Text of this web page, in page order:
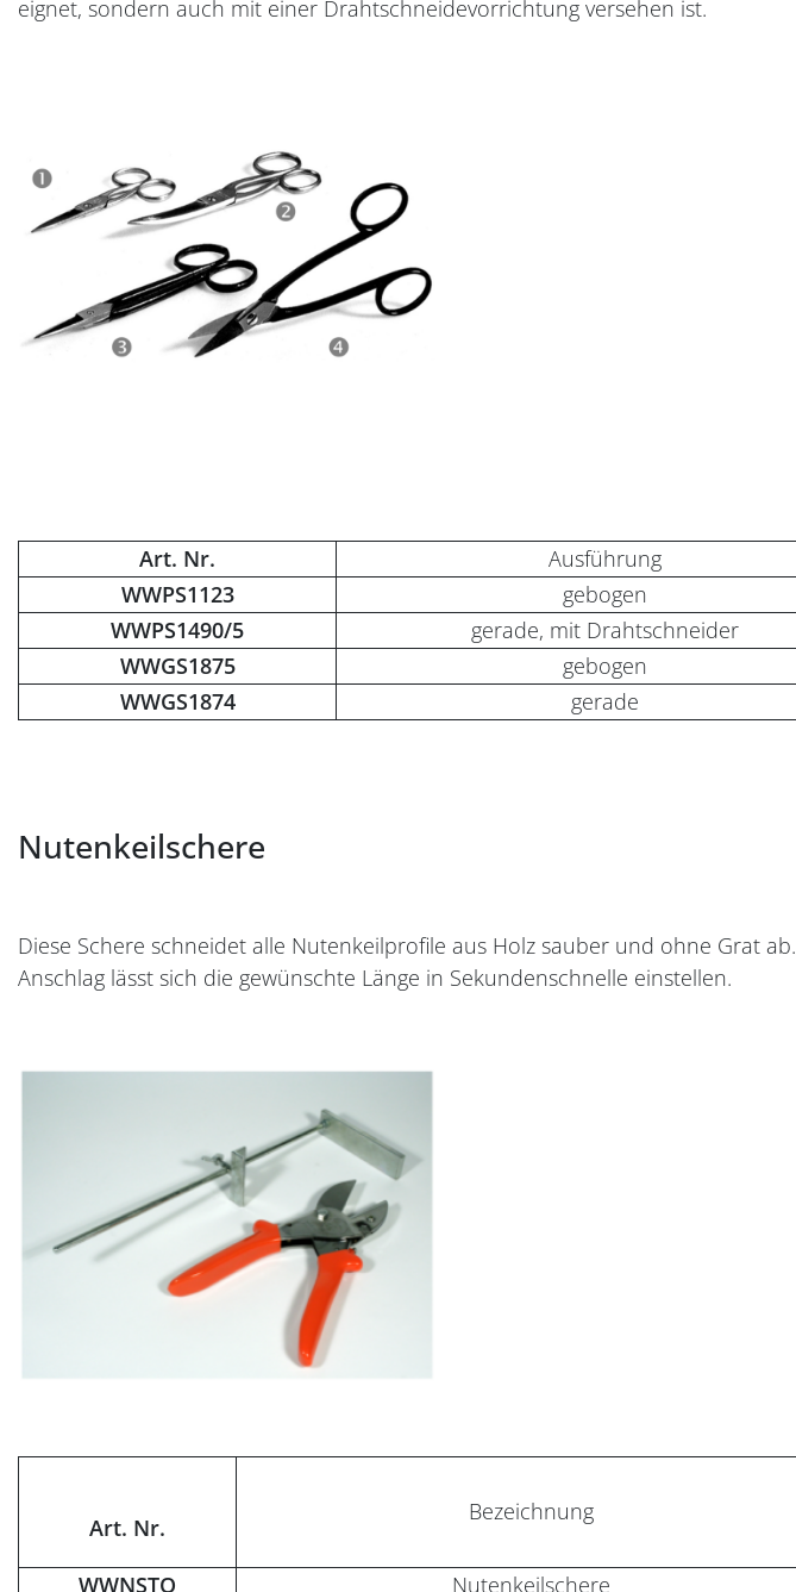
eignet, sondern auch mit einer Drahtschneidevorrichtung versehen ist.
Art. Nr. Ausführung
WWPS1123
gebogen
WWPS1490/5
gerade, mit Drahtschneider
WWGS1875
gebogen
WWGS1874
gerade
Nutenkeilschere
Diese Schere schneidet alle Nutenkeilprofile aus Holz sauber und ohne Grat
Anschlag lässt sich die gewünschte Länge in Sekundenschnelle einstellen.
Art. Nr.
Bezeichnung
WWNSTO Nutenkeilschere